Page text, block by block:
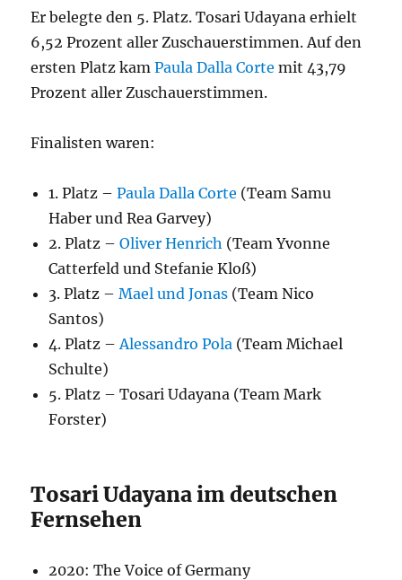
Er belegte den 5. Platz. Tosari Udayana erhielt
6,52 Prozent aller Zuschauerstimmen. Auf den
ersten Platz kamPaula Dalla Corte mit 43,79
Prozent aller Zuschauerstimmen.
Finalisten waren:
1. Platz –Paula Dalla Corte (Team Samu
Haber und Rea Garvey)
2. Platz –Oliver Henrich (Team Yvonne
Catterfeld und Stefanie Kloß)
3. Platz –Mael und Jonas (Team Nico
Santos)
4. Platz –Alessandro Pola (Team Michael
Schulte)
5. Platz – Tosari Udayana (Team Mark
Forster)
Tosari Udayana im deutschen
Fernsehen
2020: The Voice of Germany